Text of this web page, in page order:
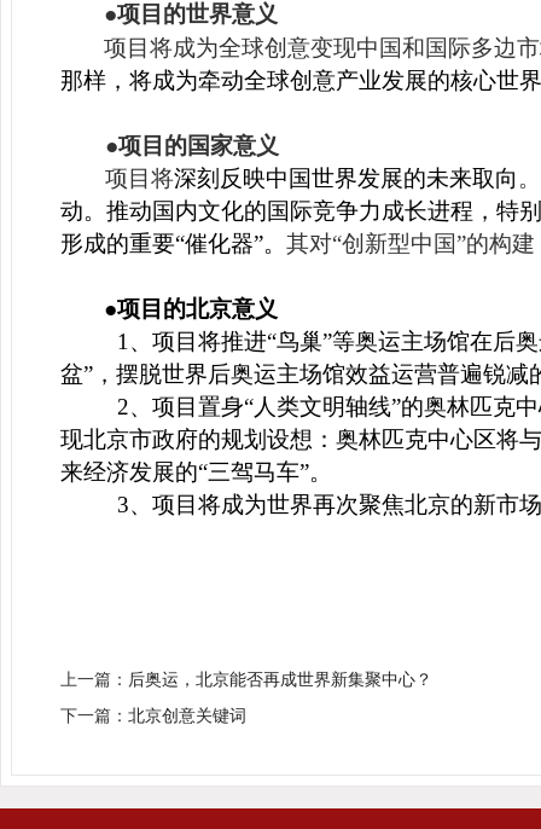
●项目的世界意义
项目将成为全球创意变现中国和国际多边
那样，将成为牵动全球创意产业发展的核心世
●项目的国家意义
项目将深刻反映中国世界发展的未来取向 。
动。推动国内文化的国际竞争力成长进程，特
形成的重要“催化器”。 其对“创新型中国”的构
●项目的北京意义
1 、项目将推进“鸟巢”等奥运主场馆在后
盆”，摆脱世界后奥运主场馆效益运营普遍锐减
2、项目置身“人类文明轴线”的奥林匹克
现北京市政府的规划设想：奥林匹克中心区将
来经济发展的“三驾马车”。
3、项目将成为世界再次聚焦北京的新市
上一篇： 后奥运，北京能否再成世界新集聚中心？
下一篇： 北京创意关键词